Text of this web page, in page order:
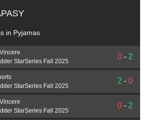
in Pyjamas
StarSeries Fall 2025
0 - 2
StarSeries Fall 2025
2 - 0
StarSeries Fall 2025
0 - 2